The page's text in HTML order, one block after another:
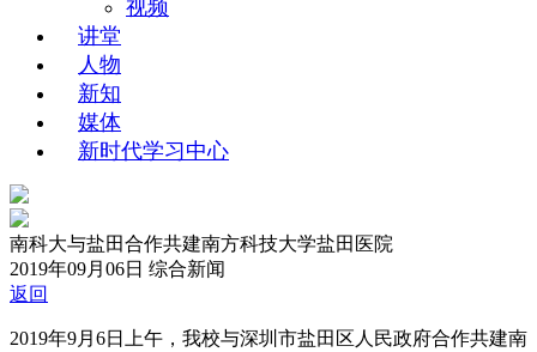
视频
讲堂
人物
新知
媒体
新时代学习中心
南科大与盐田合作共建南方科技大学盐田医院
2019年09月06日 综合新闻
返回
2019年9月6日上午，我校与深圳市盐田区人民政府合作共建南